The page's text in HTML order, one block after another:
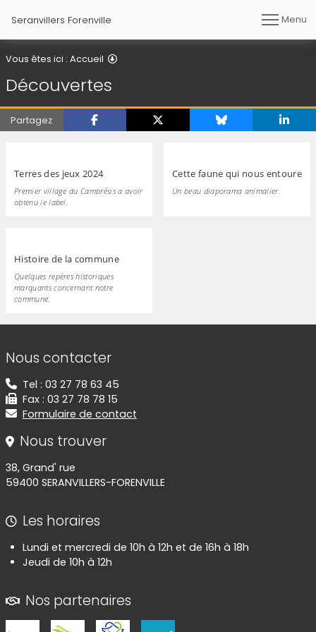
Seranvillers Forenville Menu
Vous êtes ici : Accueil
Découvertes
Partagez
Terres des jeux 2024
Premier village du Cambrésis a avoir
obtenu le label.
Cette faune qui nous entoure
Un beau diaporama animalier.
Histoire de la commune
Quelques repères historiques
marquants concernant notre
commune.
Informations de contact
Nous contacter
Tel : 03 27 78 63 45
Fax : 03 27 78 78 15
Formulaire de contact
Nous trouver
38, Grand' rue
59400 SERANVILLERS-FORENVILLE
Les horaires
Lundi et mercredi de 10h à 12h et de 16h à 18h
Jeudi de 10h à 12h
Nos partenaires